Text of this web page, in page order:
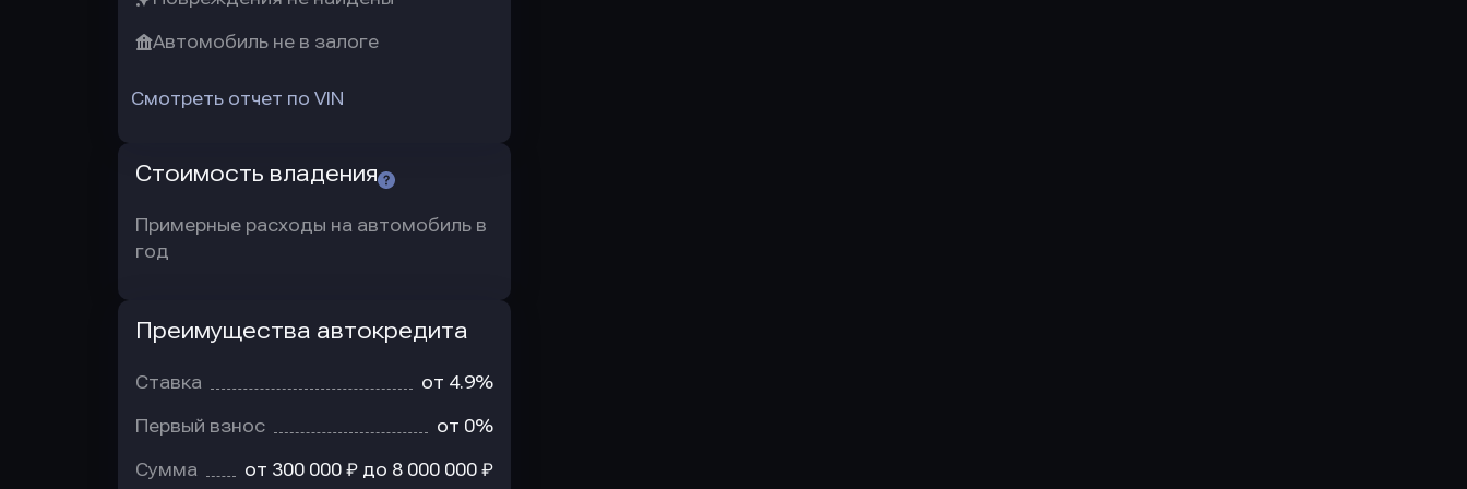
Автомобиль не в залоге
Смотреть отчет по VIN
Стоимость владения
Примерные расходы на автомобиль в
год
Преимущества автокредита
Ставка от 4.9%
Первый взнос от 0%
Сумма от 300 000 ₽ до 8 000 000 ₽